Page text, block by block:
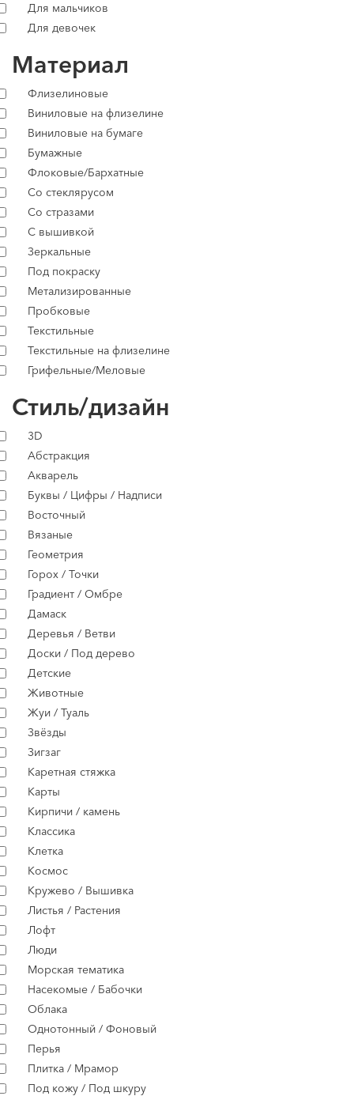
Для мальчиков
Для девочек
Материал
Флизелиновые
Виниловые на флизелине
Виниловые на бумаге
Бумажные
Флоковые/Бархатные
Со стеклярусом
Со стразами
С вышивкой
Зеркальные
Под покраску
Метализированные
Пробковые
Текстильные
Текстильные на флизелине
Грифельные/Меловые
Стиль/дизайн
3D
Абстракция
Акварель
Буквы / Цифры / Надписи
Восточный
Вязаные
Геометрия
Горох / Точки
Градиент / Омбре
Дамаск
Деревья / Ветви
Доски / Под дерево
Детские
Животные
Жуи / Туаль
Звёзды
Зигзаг
Каретная стяжка
Карты
Кирпичи / камень
Классика
Клетка
Космос
Кружево / Вышивка
Листья / Растения
Лофт
Люди
Морская тематика
Насекомые / Бабочки
Облака
Однотонный / Фоновый
Перья
Плитка / Мрамор
Под кожу / Под шкуру